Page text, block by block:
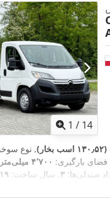
1 / 14
, نوع
بارگیری: ۴٬۷۰۰ میلی‌متر
صندلی‌ها: ۳, سال ساخت: